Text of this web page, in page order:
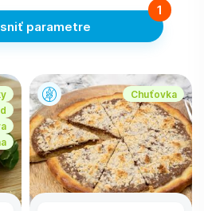
parametre
1
Chuťovka